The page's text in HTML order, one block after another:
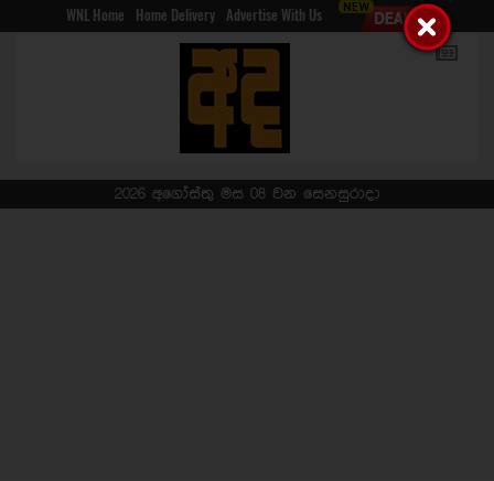
WNL Home Home Delivery Advertise With Us
2026 අගෝස්තු මස 08 වන සෙනසුරාදා